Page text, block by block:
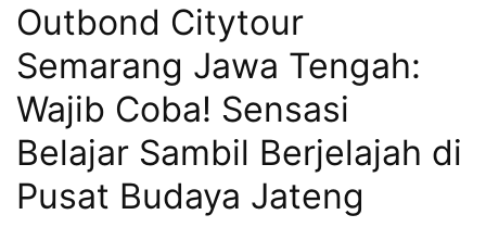
Outbond Citytour
Semarang Jawa Tengah:
Wajib Coba! Sensasi
Belajar Sambil Berjelajah di
Pusat Budaya Jateng